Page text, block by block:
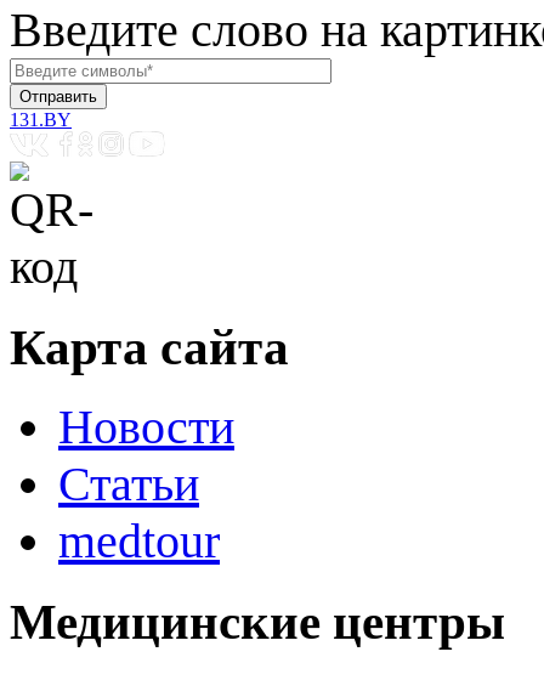
Введите слово на
131.BY
Карта сайта
Новости
Статьи
medtour
Медицинские центры